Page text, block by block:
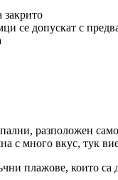
закрито
се допускат с
разположен
с много вкус, тук
плажове, които са